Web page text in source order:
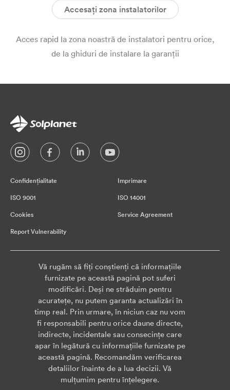
Accesați zona instalatorilor
Acces rapid la zona noastră de instalatori pentru orice,
de la ghiduri de instalare la garanții
Confidențialitate Imprimare
ISO 9001 ISO 14001
Cookies Service Agreement
Report Vulnerability
Vă rugăm să fiți conștienți că informațiile
furnizate pe această pagină pot suferi
modificări. Deși ne străduim pentru
acuratețe, nu putem garanta actualizări în
timp real. Prin urmare, în niciun caz nu vom
fi responsabili pentru orice daune directe,
indirecte, incidentale sau consecințe care
apar în legătură cu informațiile furnizate pe
această pagină. Recomandăm verificarea
detaliilor înainte de a lua decizii. Vă
mulțumim pentru înțelegere.